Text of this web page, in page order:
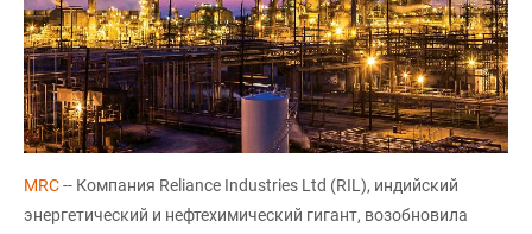
MRC-- Компания Reliance Industries Ltd (RIL), индийский
энергетический и нефтехимический гигант, возобновила